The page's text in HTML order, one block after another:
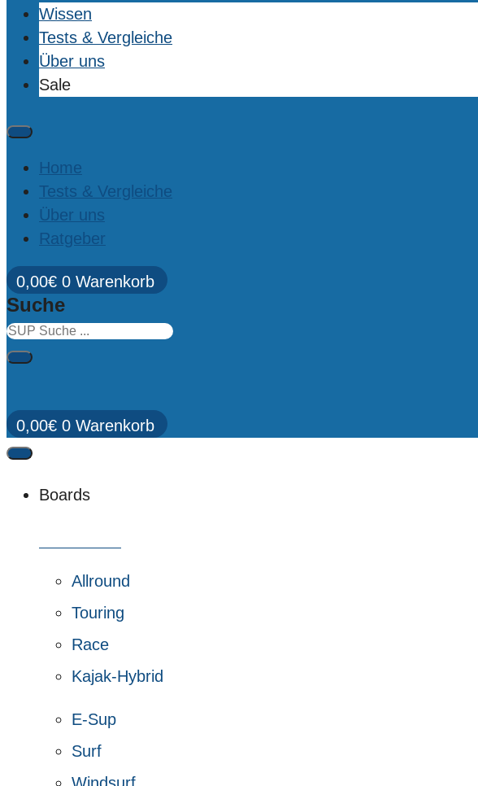
Wissen
Tests & Vergleiche
Über uns
Sale
Home
Tests & Vergleiche
Über uns
Ratgeber
0,00€ 0 Warenkorb
Suche
0,00€ 0 Warenkorb
Boards
Allround
Touring
Race
Kajak-Hybrid
E-Sup
Surf